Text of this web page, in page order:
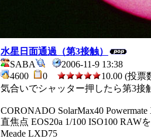
水星日面通過（第3接触）
SABA
2006-11-9 13:38
4600
0
10.00 (投票
気合いでシャッター押したら第3接
CORONADO SolarMax40 Powermate
直焦点 EOS20a 1/100 ISO100 RAW
Meade LXD75